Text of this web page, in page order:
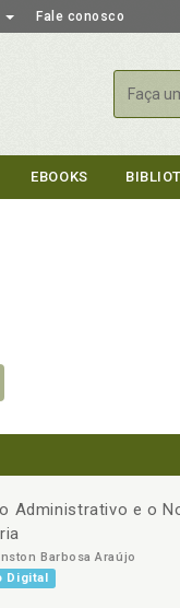
Fale conosco
Buscar
EBOOKS
Administrativo e o
Barbosa Araújo
Digital
- +